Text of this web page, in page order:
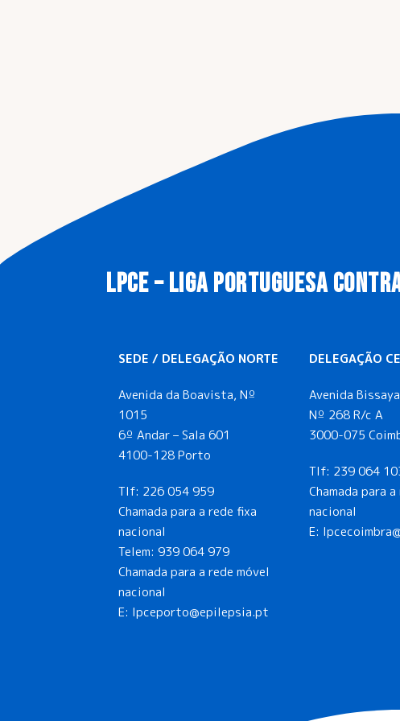
LPCE – LIGA PORTUGUESA
SEDE / DELEGAÇÃO NORTE
Avenida da Boavista, Nº
1015
6º Andar – Sala 601
4100-128 Porto
Tlf: 226 054 959
Chamada para a rede fixa
nacional
Telem: 939 064 979
Chamada para a rede móvel
nacional
E: lpceporto@epilepsia.pt
DELEGAÇÃO
Avenida
Nº 268 R/c A
3000-075
Tlf: 239 064
Chamada para
nacional
E: